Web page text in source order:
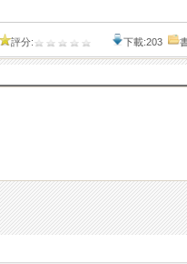
評分: 下載:203